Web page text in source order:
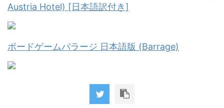
Austria Hotel) [日本語訳付き]
ボードゲームバラージ 日本語版 (Barrage)